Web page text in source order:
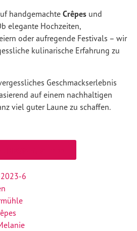
handgemachte Crêpes und
elegante Hochzeiten,
oder aufregende Festivals – wir
kulinarische Erfahrung zu
Geschmackserlebnis
auf einem nachhaltigen
viel guter Laune zu schaffen.
6